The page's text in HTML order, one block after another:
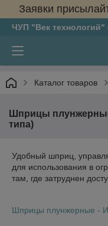
Заявки
ЧУП "Век технологий"
Каталог товаров
Шприцы
типа)
Удобный шприц,
для использования в
там, где затруднен
Шприцы плунжерные -